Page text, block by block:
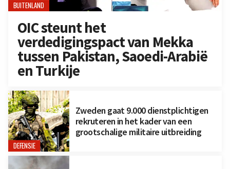
BUITENLAND
OIC steunt het
verdedigingspact van Mekka
tussen Pakistan, Saoedi-Arabië
en Turkije
DEFENSIE
Zweden gaat 9.000 dienstplichtigen
rekruteren in het kader van een
grootschalige militaire uitbreiding